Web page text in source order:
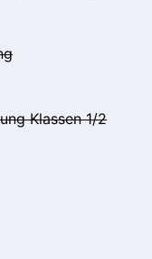
Klassen 1/2